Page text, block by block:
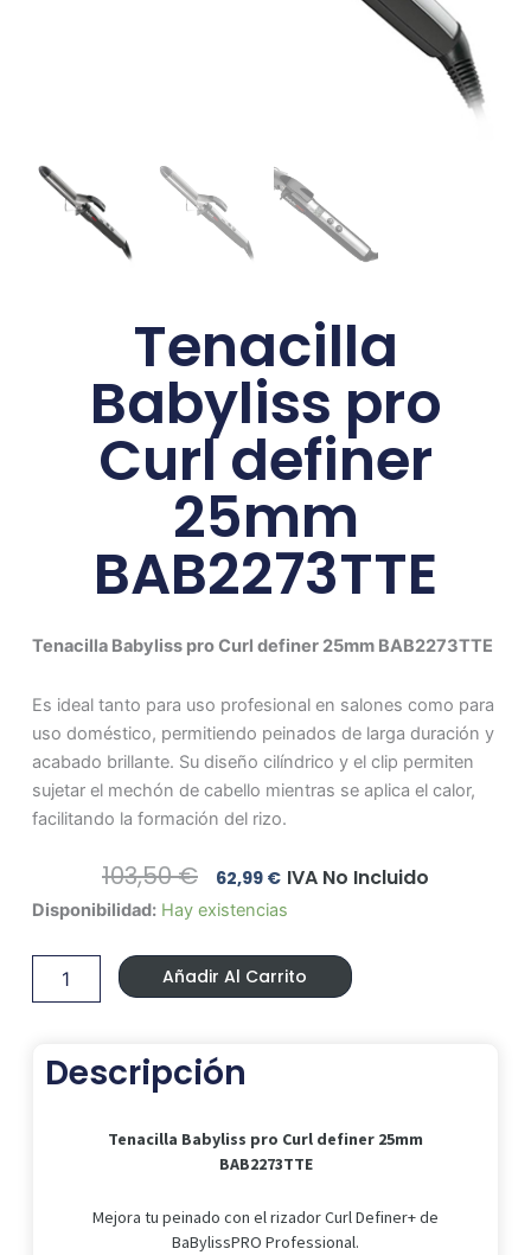
Tenacilla
Babyliss pro
Curl definer
25mm
BAB2273TTE
Tenacilla Babyliss pro Curl definer 25mm BAB2273TTE
Es ideal tanto para uso profesional en salones como para
uso doméstico, permitiendo peinados de larga duración y
acabado brillante. Su diseño cilíndrico y el clip permiten
sujetar el mechón de cabello mientras se aplica el calor,
facilitando la formación del rizo.
103,50€ El
Precio
Original
Era:
103,50 €.
62,99 €El
Precio
Actual
Es:
62,99 €.
IVA No Incluido
Disponibilidad: Hay existencias
Tenacilla
pro
definer
cantidad
Añadir Al Carrito
Descripción
Tenacilla Babyliss pro Curl definer 25mm
BAB2273TTE
Mejora tu peinado con el rizador Curl Definer+ de
BaBylissPRO Professional.